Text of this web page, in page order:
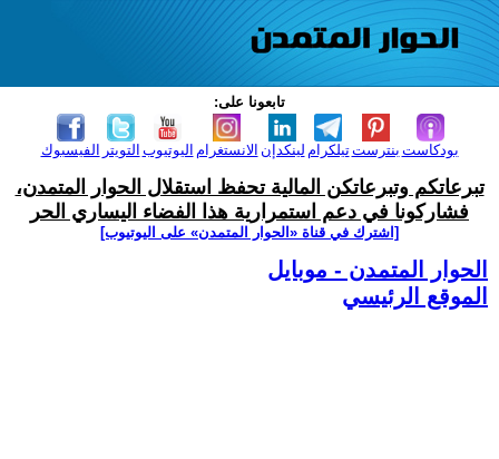
تابعونا على:
الفيسبوك التويتر اليوتيوب الانستغرام لينكدإن تيلكرامبنترست بودكاست
تبرعاتكم وتبرعاتكن المالية تحفظ استقلال الحوار المتمدن،
فشاركونا في دعم استمرارية هذا الفضاء اليساري الحر
[اشترك في قناة ‫«الحوار المتمدن» على اليوتيوب]
الحوار المتمدن - موبايل
الموقع الرئيسي